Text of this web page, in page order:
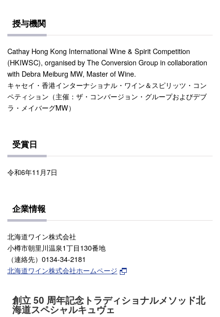
授与機関
Cathay Hong Kong International Wine & Spirit Competition
(HKIWSC), organised by The Conversion Group in collaboration
with Debra Meiburg MW, Master of Wine.
キャセイ・香港インターナショナル・ワイン＆スピリッツ・コン
ペティション（主催：ザ・コンバージョン・グループおよびデブ
ラ・メイバーグMW）
受賞日
令和6年11月7日
企業情報
北海道ワイン株式会社
小樽市朝里川温泉1丁目130番地
（連絡先）0134-34-2181
北海道ワイン株式会社ホームページ
創立 50 周年記念トラディショナルメソッド北
海道スペシャルキュヴェ